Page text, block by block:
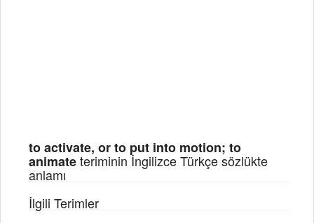
to activate, or to put into motion; to
animateteriminin İngilizce Türkçe sözlükte
anlamı
İlgili Terimler